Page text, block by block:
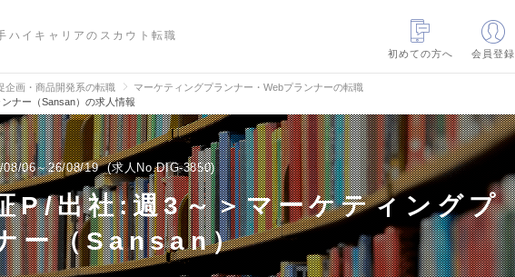
ハイキャリアのスカウト転職
初めての方へ
会員登録
企画・商品開発系の転職
マーケティングプランナー・Webプランナーの転職
ナー（Sansan）の求人情報
08/06～26/08/19 求人No.DIG-3850
P/出社:週3～＞マーケティングプ
ー（Sansan）